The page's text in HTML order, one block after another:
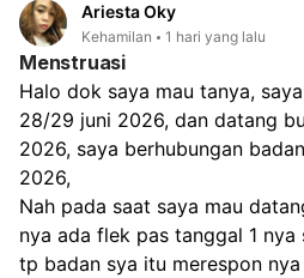
Ariesta Oky
Kehamilan 1 hari yang lalu
Menstruasi
Halo dok saya mau tanya,
28/29 juni 2026, dan datang
2026, saya berhubungan
2026,
Nah pada saat saya mau
nya ada flek pas tanggal 1 nya
tp badan sya itu merespon